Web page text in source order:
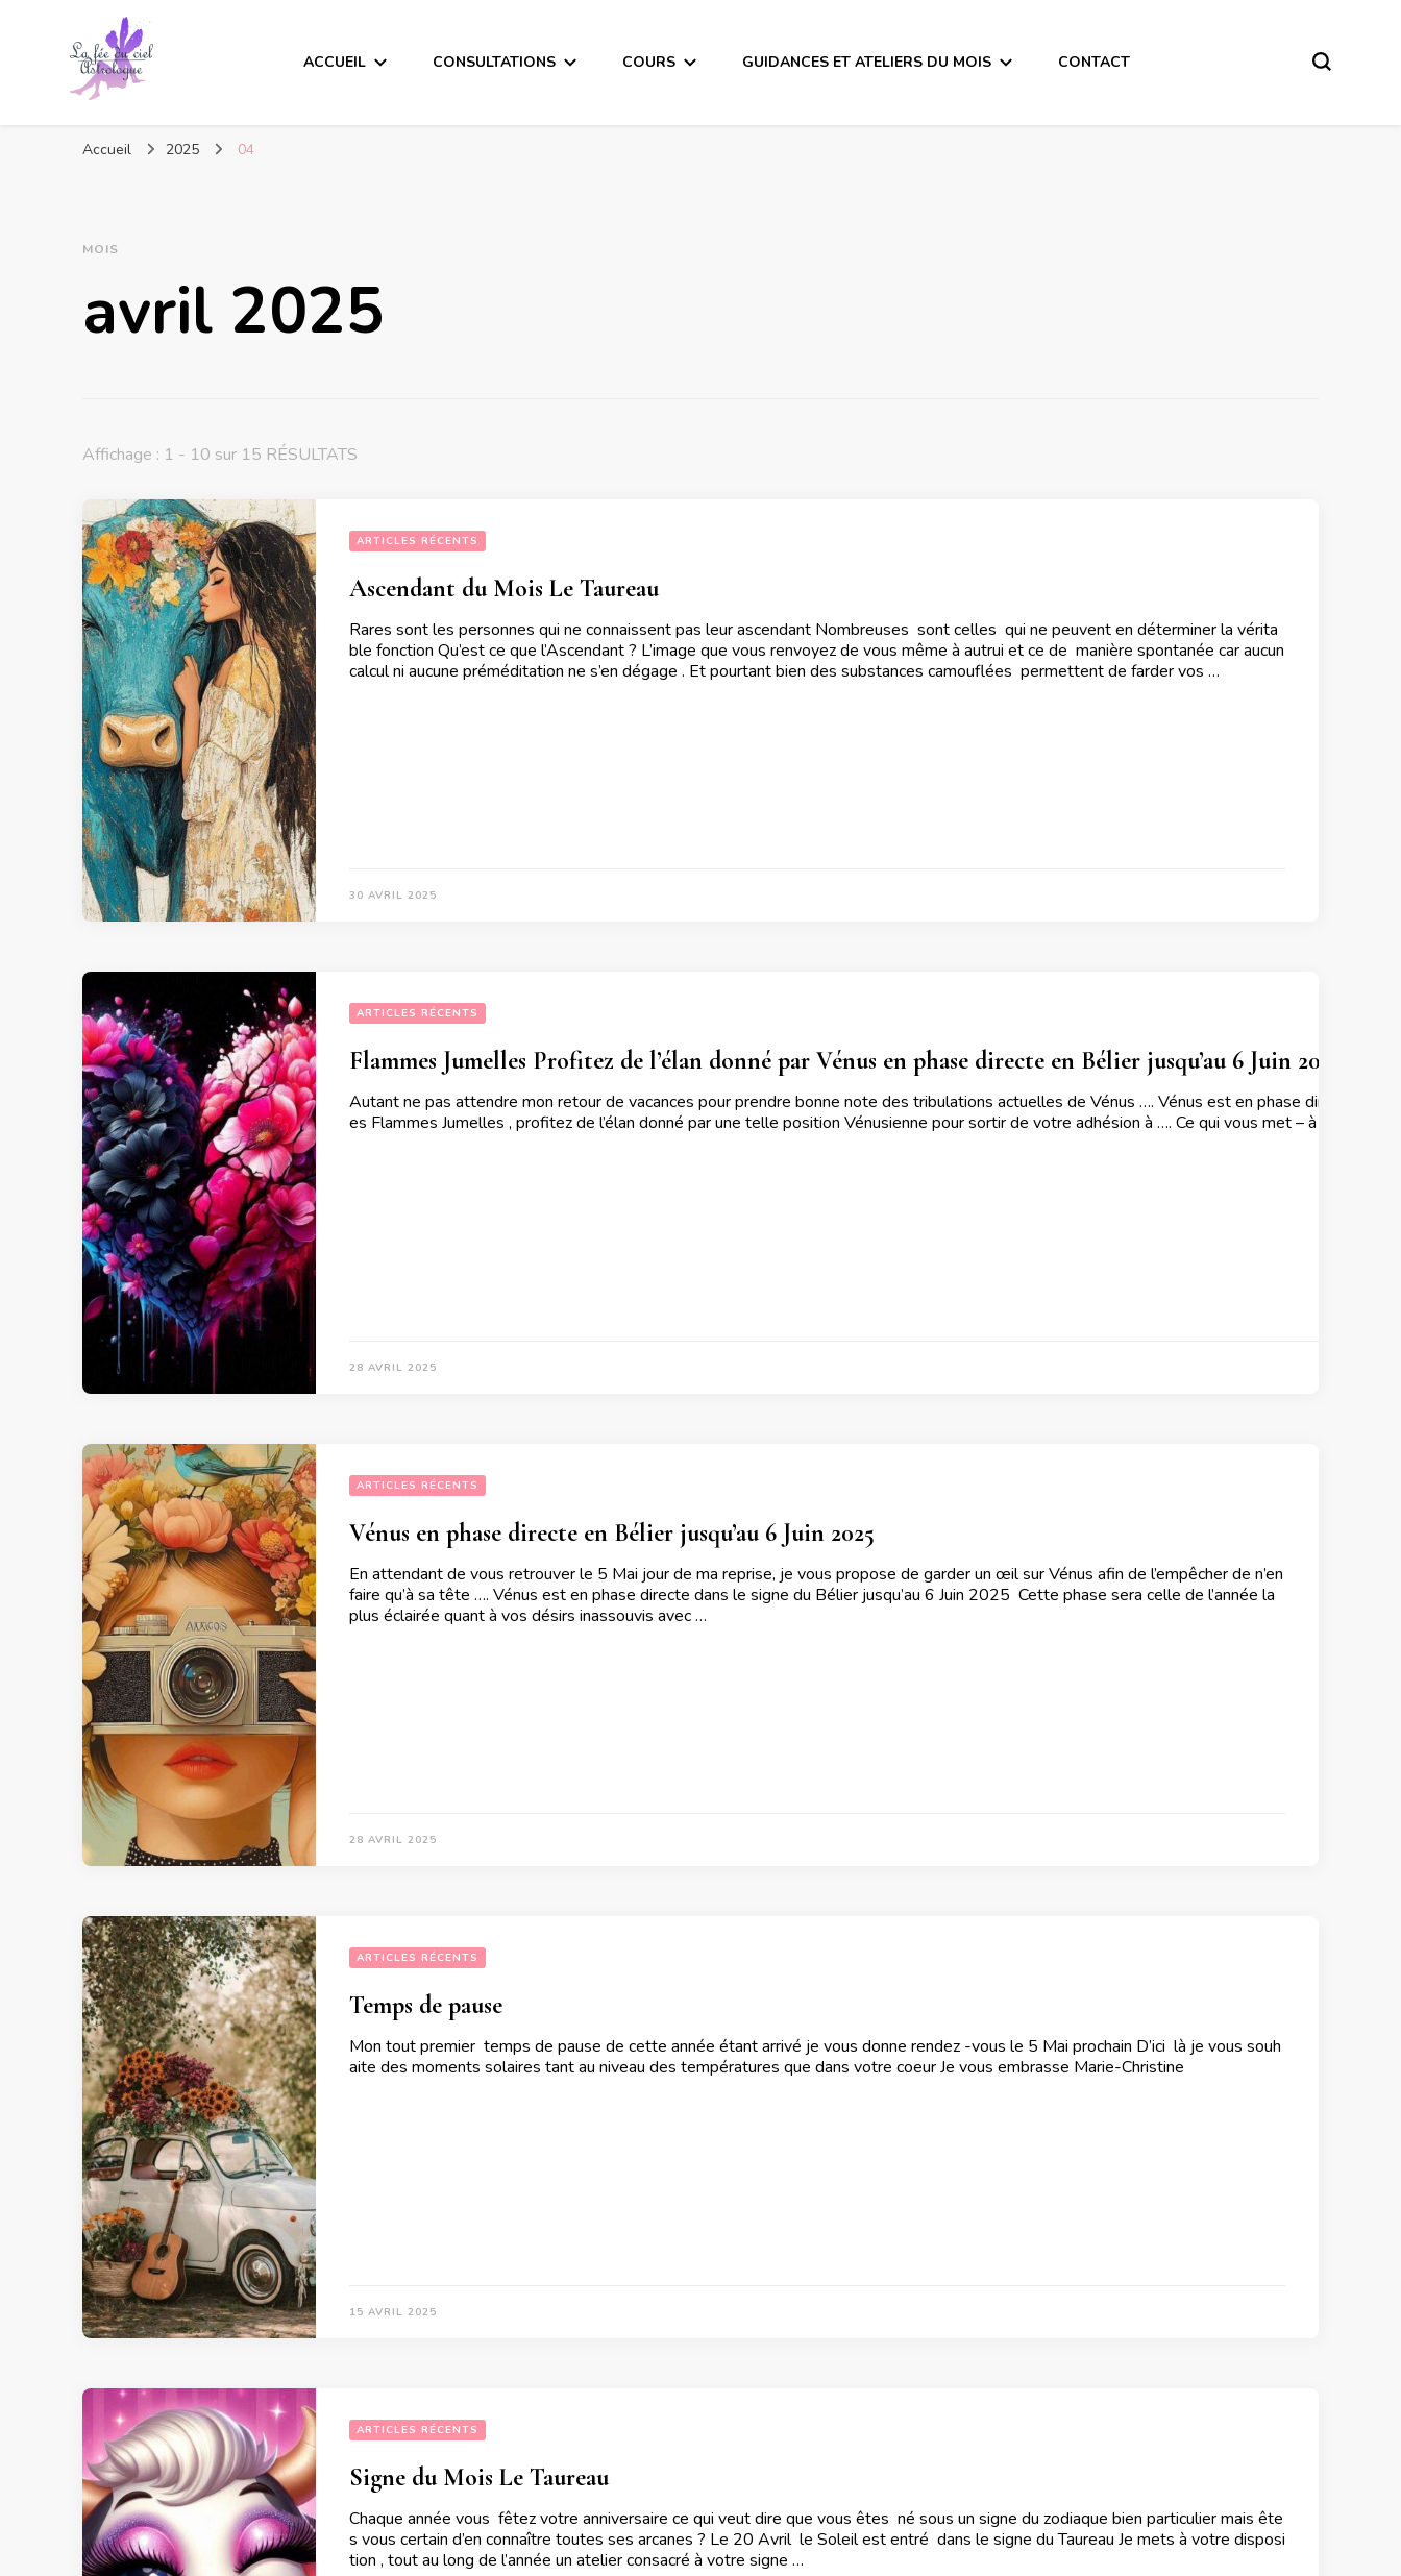
ACCUEIL CONSULTATIONS COURS GUIDANCES ET ATELIERS DU MOIS CONTACT
Accueil 2025 04
MOIS
avril 2025
Affichage : 1 - 10 sur 15 RÉSULTATS
ARTICLES RÉCENTS
Ascendant du Mois Le Taureau
Rares sont les personnes qui ne connaissent pas leur ascendant Nombreuses sont celles qui ne peuvent en déterminer la vérita
ble fonction Qu’est ce que l’Ascendant ? L’image que vous renvoyez de vous même à autrui et ce de manière spontanée car aucun
calcul ni aucune préméditation ne s’en dégage . Et pourtant bien des substances camouflées permettent de farder vos …
30 AVRIL 2025
ARTICLES RÉCENTS
Flammes Jumelles Profitez de l’élan donné par Vénus en phase directe en Bélier jusqu’au 6 Juin 2025
Autant ne pas attendre mon retour de vacances pour prendre bonne note des tribulations actuelles de Vénus …. Vénus est en phase directe
es Flammes Jumelles , profitez de l’élan donné par une telle position Vénusienne pour sortir de votre adhésion à …. Ce qui vous met – à votre
28 AVRIL 2025
ARTICLES RÉCENTS
Vénus en phase directe en Bélier jusqu’au 6 Juin 2025
En attendant de vous retrouver le 5 Mai jour de ma reprise, je vous propose de garder un œil sur Vénus afin de l’empêcher de n’en
faire qu’à sa tête …. Vénus est en phase directe dans le signe du Bélier jusqu’au 6 Juin 2025 Cette phase sera celle de l’année la
plus éclairée quant à vos désirs inassouvis avec …
28 AVRIL 2025
ARTICLES RÉCENTS
Temps de pause
Mon tout premier temps de pause de cette année étant arrivé je vous donne rendez -vous le 5 Mai prochain D’ici là je vous souh
aite des moments solaires tant au niveau des températures que dans votre coeur Je vous embrasse Marie-Christine
15 AVRIL 2025
ARTICLES RÉCENTS
Signe du Mois Le Taureau
Chaque année vous fêtez votre anniversaire ce qui veut dire que vous êtes né sous un signe du zodiaque bien particulier mais ête
s vous certain d’en connaître toutes ses arcanes ? Le 20 Avril le Soleil est entré dans le signe du Taureau Je mets à votre disposi
tion , tout au long de l’année un atelier consacré à votre signe …